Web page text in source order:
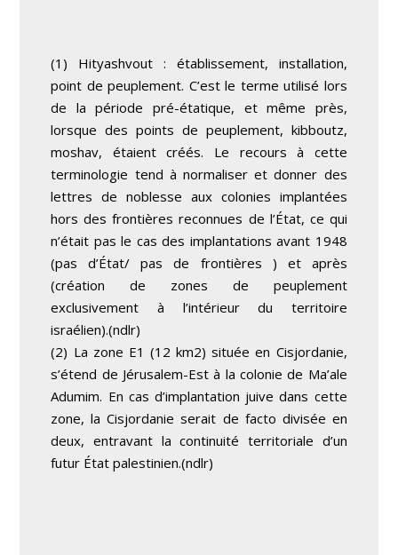
(1) Hityashvout : établissement, installation,
point de peuplement. C’est le terme utilisé lors
de la période pré-étatique, et même près,
lorsque des points de peuplement, kibboutz,
moshav, étaient créés. Le recours à cette
terminologie tend à normaliser et donner des
lettres de noblesse aux colonies implantées
hors des frontières reconnues de l’État, ce qui
n’était pas le cas des implantations avant 1948
(pas d’État/ pas de frontières ) et après
(création de zones de peuplement
exclusivement à l’intérieur du territoire
israélien).(ndlr)
(2) La zone E1 (12 km2) située en Cisjordanie,
s’étend de Jérusalem-Est à la colonie de Ma’ale
Adumim. En cas d’implantation juive dans cette
zone, la Cisjordanie serait de facto divisée en
deux, entravant la continuité territoriale d’un
futur État palestinien.(ndlr)